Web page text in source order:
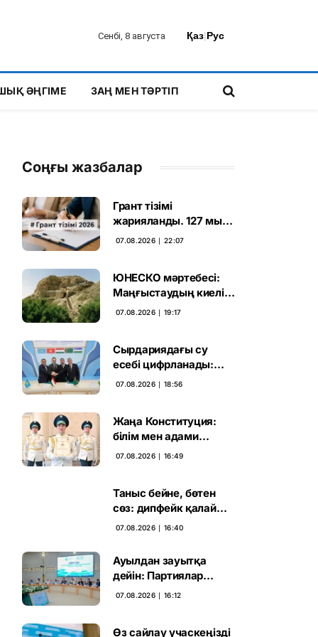
Сенбі, 8 августа Қаз|Рус
ӘҢГІМЕ ЗАҢ МЕН ТӘРТІП
Соңғы жазбалар
Грант тізімі
жарияланды. 127 мың
талапкердің
07.08.2026 ∣ 22:07
ЮНЕСКО мәртебесі:
Маңғыстаудың киелі
мұрасын қорғаудың
07.08.2026 ∣ 19:17
Сырдариядағы су
есебі цифрланады:
Орталық Азия ортақ
07.08.2026 ∣ 18:56
Жаңа Конституция:
білім мен адами
капиталға салынған
07.08.2026 ∣ 16:49
Таныс бейне, бөтен
сөз: дипфейк қалай
жұмыс істейді
07.08.2026 ∣ 16:40
Ауылдан зауытқа
дейін: Партиялар
сайлаушымен бетпе-
07.08.2026 ∣ 16:12
Өз сайлау учаскеңізді